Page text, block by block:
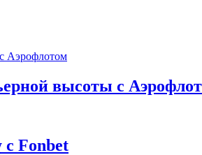
высоты с
с Fonbet